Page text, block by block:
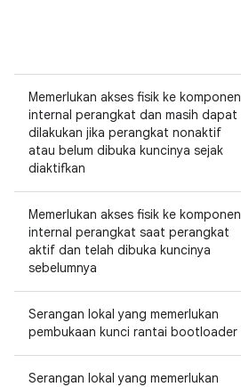
Memerlukan akses fisik ke komponen
internal perangkat dan masih dapat
dilakukan jika perangkat nonaktif
atau belum dibuka kuncinya sejak
diaktifkan
Memerlukan akses fisik ke komponen
internal perangkat saat perangkat
aktif dan telah dibuka kuncinya
sebelumnya
Serangan lokal yang memerlukan
pembukaan kunci rantai bootloader
Serangan lokal yang memerlukan